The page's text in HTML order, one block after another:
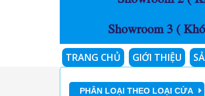
TRANG CHỦ GIỚI THIỆU
PHÂN LOẠI THEO LOẠI CỬA